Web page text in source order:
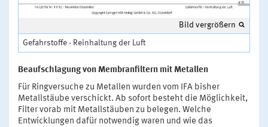
Bild vergrößern
Gefahrstoffe - Reinhaltung der Luft
Beaufschlagung von Membranfiltern mit Metallen
Für Ringversuche zu Metallen wurden vom IFA bisher
Metallstäube verschickt. Ab sofort besteht die Möglichkeit,
Filter vorab mit Metallstäuben zu belegen. Welche
Entwicklungen dafür notwendig waren und wie das